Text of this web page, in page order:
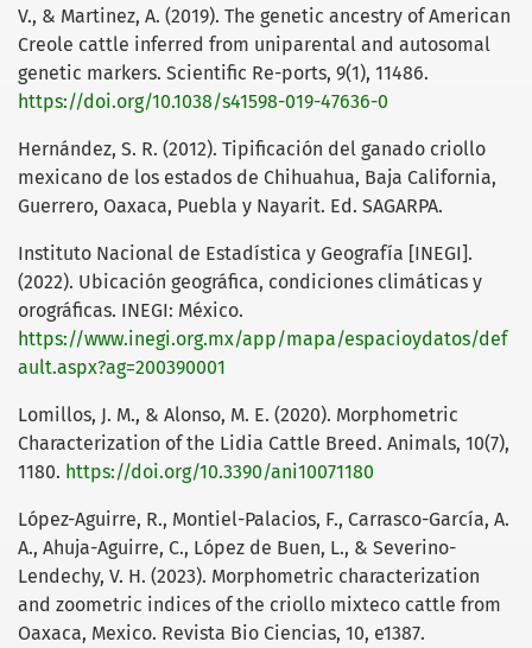
V., & Martinez, A. (2019). The genetic ancestry of American
Creole cattle inferred from uniparental and autosomal
genetic markers. Scientific Re-ports, 9(1), 11486.
https://doi.org/10.1038/s41598-019-47636-0
Hernández, S. R. (2012). Tipificación del ganado criollo
mexicano de los estados de Chihuahua, Baja California,
Guerrero, Oaxaca, Puebla y Nayarit. Ed. SAGARPA.
Instituto Nacional de Estadística y Geografía [INEGI].
(2022). Ubicación geográfica, condiciones climáticas y
orográficas. INEGI: México.
https://www.inegi.org.mx/app/mapa/espacioydatos/def
ault.aspx?ag=200390001
Lomillos, J. M., & Alonso, M. E. (2020). Morphometric
Characterization of the Lidia Cattle Breed. Animals, 10(7),
1180. https://doi.org/10.3390/ani10071180
López-Aguirre, R., Montiel-Palacios, F., Carrasco-García, A.
A., Ahuja-Aguirre, C., López de Buen, L., & Severino-
Lendechy, V. H. (2023). Morphometric characterization
and zoometric indices of the criollo mixteco cattle from
Oaxaca, Mexico. Revista Bio Ciencias, 10, e1387.